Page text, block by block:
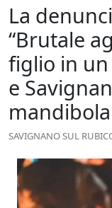
La
“Brutale
figlio in
e
SAVIGNANO SUL